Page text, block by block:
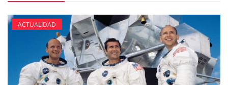
ACTUALIDAD